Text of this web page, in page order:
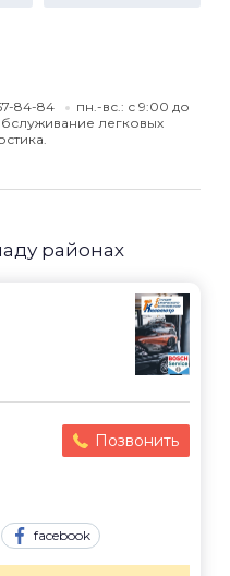
84-84
пн.-вс.: с 9:00 до
легковых
районах
Позвонить
facebook